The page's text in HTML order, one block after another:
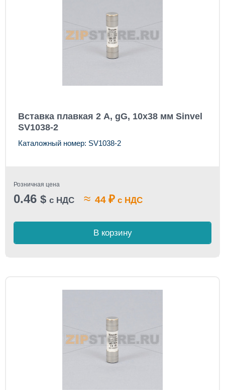
Вставка плавкая 2 А, gG, 10x38 мм Sinvel
SV1038-2
Каталожный номер: SV1038-2
Розничная цена
0.46 $ с НДС ≈ 44 ₽ с НДС
В корзину